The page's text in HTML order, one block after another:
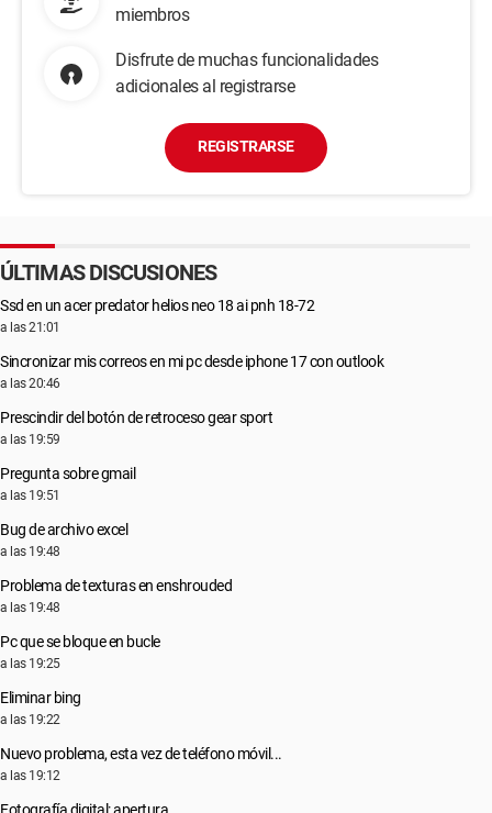
miembros
Disfrute de muchas funcionalidades
adicionales al registrarse
REGISTRARSE
ÚLTIMAS DISCUSIONES
Ssd en un acer predator helios neo 18 ai pnh 18-72
a las 21:01
Sincronizar mis correos en mi pc desde iphone 17 con outlook
a las 20:46
Prescindir del botón de retroceso gear sport
a las 19:59
Pregunta sobre gmail
a las 19:51
Bug de archivo excel
a las 19:48
Problema de texturas en enshrouded
a las 19:48
Pc que se bloque en bucle
a las 19:25
Eliminar bing
a las 19:22
Nuevo problema, esta vez de teléfono móvil...
a las 19:12